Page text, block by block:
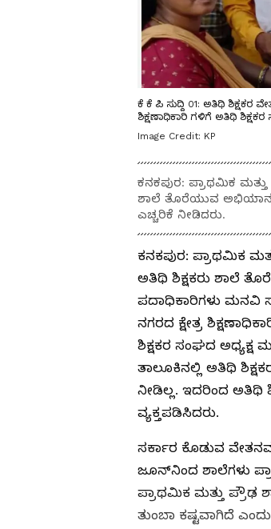
ಕೆ ಕೆ ಪಿ ಸುದ್ದಿ 01: ಅತಿಥಿ ಶಿಕ್ಷಕರ
ಶಿಕ್ಷಣಾಧಿಕಾರಿ ಗಳಿಗೆ ಅತಿಥಿ
Image Credit: KP
ಕನಕಪುರ: ಪ್ರಾಥಮಿಕ
ಶಾಲೆ ತೊರೆಯುವ ಅಭಿಯಾನ
ಎಚ್ಚರಿಕೆ ನೀಡಿದರು.
ಕನಕಪುರ: ಪ್ರಾಥಮಿಕ
ಅತಿಥಿ ಶಿಕ್ಷಕರು ಶಾಲೆ
ಪದಾಧಿಕಾರಿಗಳು ಮನವಿ
ನಗರದ ಕ್ಷೇತ್ರ
ಶಿಕ್ಷಕರ ಸಂಘದ ಅಧ್ಯಕ್ಷ
ತಾಲೂಕಿನಲ್ಲಿ ಅತಿಥಿ
ನೀಡಿಲ್ಲ. ಇದರಿಂದ ಅತಿಥಿ
ವ್ಯಕ್ತಪಡಿಸಿದರು.
ಸರ್ಕಾರ ಕೊಡುವ
ಜೂನ್‌ನಿಂದ ಶಾಲೆಗಳು
ಪ್ರಾಥಮಿಕ ಮತ್ತು ಪ್ರೌಢ
ತುಂಬಾ ಕಷ್ಟವಾಗಿದೆ